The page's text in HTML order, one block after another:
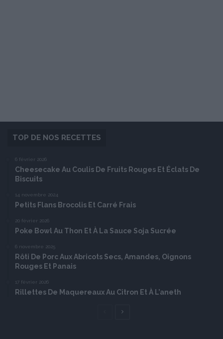
TOP DE NOS RECETTES
6 février 2026
Cheesecake Au Coulis De Fruits Rouges Et Éclats De
Biscuits
14 novembre 2024
Petits Flans Brocolis Et Carré Frais
20 février 2026
Poke Bowl Au Thon Et À La Sauce Soja Sucrée
6 novembre 2025
Rôti De Porc Aux Abricots Secs, Amandes, Oignons
Rouges Et Panais
17 février 2026
Rillettes De Maquereaux Au Citron Et À L’aneth
Page